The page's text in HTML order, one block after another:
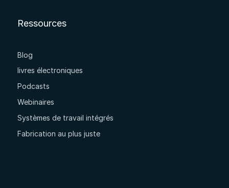
Ressources
Blog
livres électroniques
Podcasts
Webinaires
Systèmes de travail intégrés
Fabrication au plus juste